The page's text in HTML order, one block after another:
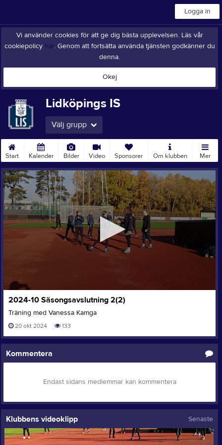
Logga in
Vi använder cookies för att ge dig bästa upplevelsen. Läs vår
cookiepolicy här. Genom att fortsätta använda tjänsten godkänner du
denna.
Okej
Lidköpings IS
Välj grupp
Start Kalender Bilder Video Sponsorer Om klubben Mer
seconds
of
seconds
2024-10 Säsongsavslutning 2(2)
Träning med Vanessa Kamga
20 okt 2024 133
Kommentera
Endast sidans medlemmar kan kommentera
Klubbens videoklipp Senaste